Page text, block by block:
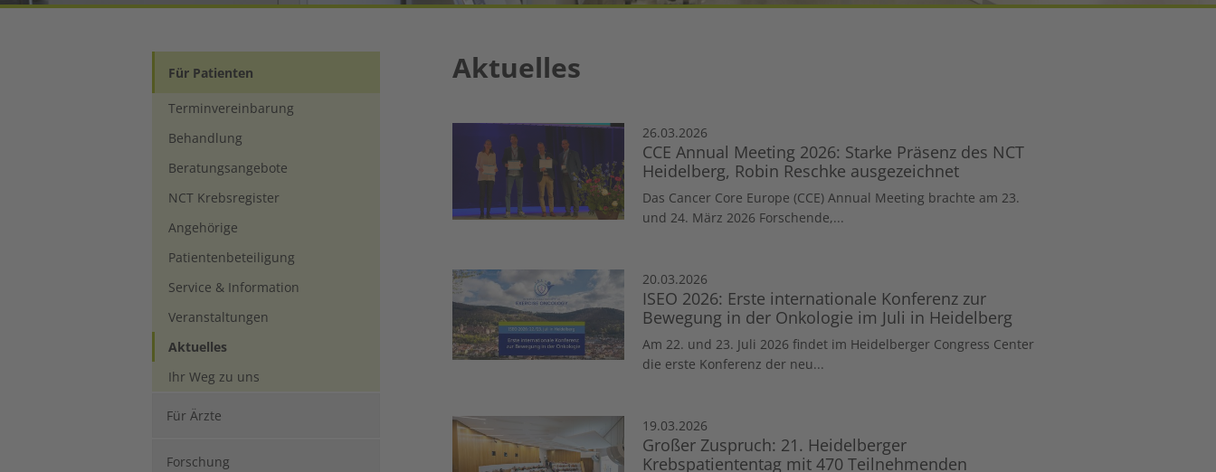
Für Patienten
Terminvereinbarung
Behandlung
Beratungsangebote
NCT Krebsregister
Angehörige
Patientenbeteiligung
Service & Information
Veranstaltungen
Aktuelles(current)
Ihr Weg zu uns
Für Ärzte
Forschung
Aktuelles
26.03.2026
CCE Annual Meeting 2026: Starke Präsenz des NCT
Heidelberg, Robin Reschke ausgezeichnet
Das Cancer Core Europe (CCE) Annual Meeting brachte am 23.
und 24. März 2026 Forschende,...
20.03.2026
ISEO 2026: Erste internationale Konferenz zur
Bewegung in der Onkologie im Juli in Heidelberg
Am 22. und 23. Juli 2026 findet im Heidelberger Congress Center
die erste Konferenz der neu...
19.03.2026
Großer Zuspruch: 21. Heidelberger
Krebspatiententag mit 470 Teilnehmenden